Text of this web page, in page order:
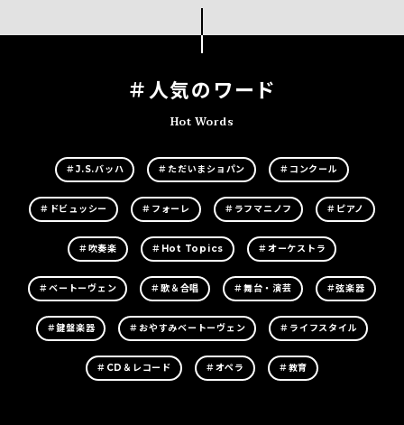
＃人気のワード
Hot Words
＃J.S.バッハ ＃ただいまショパン ＃コンクール
＃ドビュッシー ＃フォーレ ＃ラフマニノフ ＃ピアノ
＃吹奏楽 ＃Hot Topics ＃オーケストラ
＃ベートーヴェン ＃歌＆合唱 ＃舞台・演芸 ＃弦楽器
＃鍵盤楽器 ＃おやすみベートーヴェン ＃ライフスタイル
＃CD＆レコード ＃オペラ ＃教育